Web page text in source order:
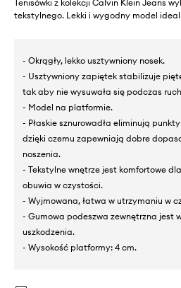
Tenisówki z kolekcji Calvin Klein Jeans
tekstylnego. Lekki i wygodny model
- Okrągły, lekko usztywniony nosek.
- Usztywniony zapiętek stabilizuje
tak aby nie wysuwała się podczas
- Model na platformie.
- Płaskie sznurowadła eliminują
dzięki czemu zapewniają dobre
noszenia.
- Tekstylne wnętrze jest komfortowe
obuwia w czystości.
- Wyjmowana, łatwa w utrzymaniu w
- Gumowa podeszwa zewnętrzna jest
uszkodzenia.
- Wysokość platformy: 4 cm.